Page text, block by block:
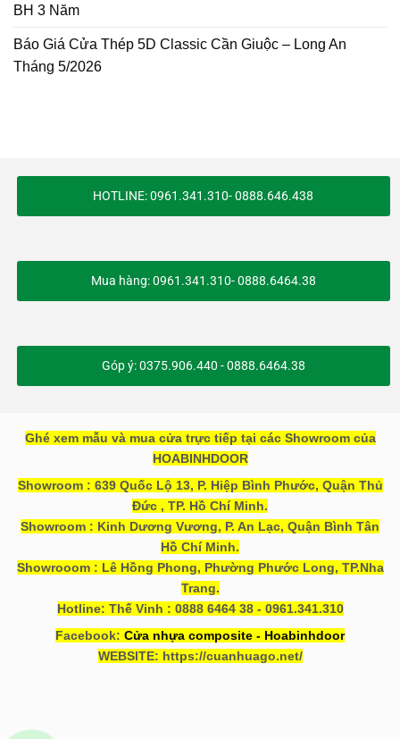
BH 3 Năm
Báo Giá Cửa Thép 5D Classic Cần Giuộc – Long An
Tháng 5/2026
HOTLINE: 0961.341.310- 0888.646.438
Mua hàng: 0961.341.310- 0888.6464.38
Góp ý: 0375.906.440 - 0888.6464.38
Ghé xem mẫu và mua cửa trực tiếp tại các Showroom của
HOABINHDOOR
Showroom : 639 Quốc Lộ 13, P. Hiệp Bình Phước, Quận Thủ
Đức , TP. Hồ Chí Minh.
Showroom : Kinh Dương Vương, P. An Lạc, Quận Bình Tân
Hồ Chí Minh.
Showrooom : Lê Hồng Phong, Phường Phước Long, TP.Nha
Trang.
Hotline: Thế Vinh : 0888 6464 38 - 0961.341.310
Facebook: Cửa nhựa composite - Hoabinhdoor
WEBSITE: https://cuanhuago.net/